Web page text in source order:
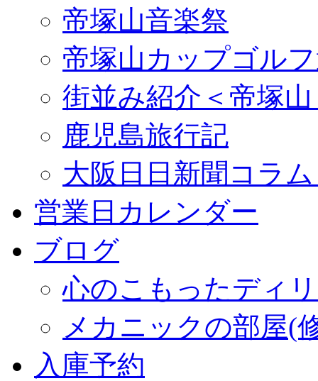
帝塚山音楽祭
帝塚山カップゴル
街並み紹介＜帝塚
鹿児島旅行記
大阪日日新聞コラ
営業日カレンダー
ブログ
心のこもったディ
メカニックの部屋(
入庫予約